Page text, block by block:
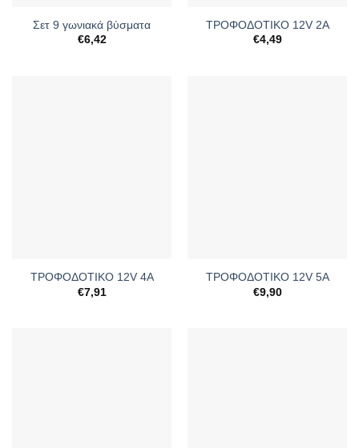
Σετ 9 γωνιακά βύσματα
€6,42
ΤΡΟΦΟΔΟΤΙΚΟ 12V 2A
€4,49
ΤΡΟΦΟΔΟΤΙΚΟ 12V 4A
€7,91
ΤΡΟΦΟΔΟΤΙΚΟ 12V 5A
€9,90